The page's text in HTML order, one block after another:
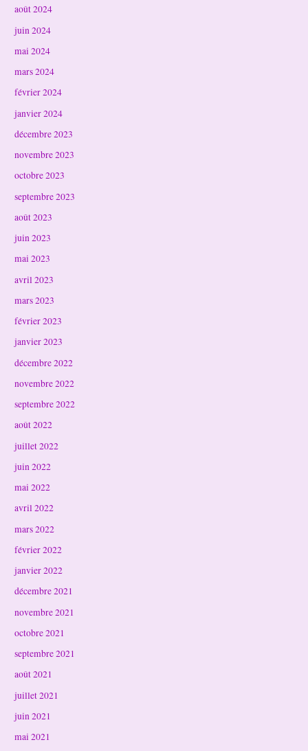
août 2024
juin 2024
mai 2024
mars 2024
février 2024
janvier 2024
décembre 2023
novembre 2023
octobre 2023
septembre 2023
août 2023
juin 2023
mai 2023
avril 2023
mars 2023
février 2023
janvier 2023
décembre 2022
novembre 2022
septembre 2022
août 2022
juillet 2022
juin 2022
mai 2022
avril 2022
mars 2022
février 2022
janvier 2022
décembre 2021
novembre 2021
octobre 2021
septembre 2021
août 2021
juillet 2021
juin 2021
mai 2021